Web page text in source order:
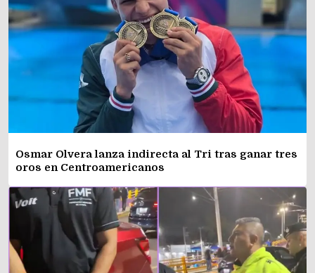
Osmar Olvera lanza indirecta al Tri tras ganar tres
oros en Centroamericanos